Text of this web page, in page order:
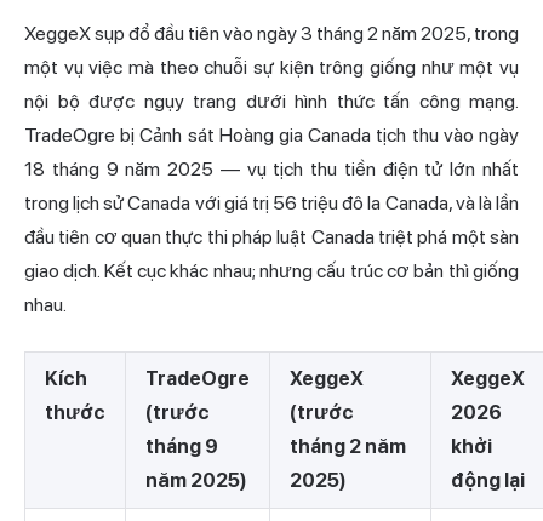
XeggeX sụp đổ đầu tiên vào ngày 3 tháng 2 năm 2025, trong
một vụ việc mà theo chuỗi sự kiện trông giống như một vụ
nội bộ được ngụy trang dưới hình thức tấn công mạng.
TradeOgre bị Cảnh sát Hoàng gia Canada tịch thu vào ngày
18 tháng 9 năm 2025 — vụ tịch thu tiền điện tử lớn nhất
trong lịch sử Canada với giá trị 56 triệu đô la Canada, và là lần
đầu tiên cơ quan thực thi pháp luật Canada triệt phá một sàn
giao dịch. Kết cục khác nhau; nhưng cấu trúc cơ bản thì giống
nhau.
Kích
thước
TradeOgre
(trước
tháng 9
năm 2025)
XeggeX
(trước
tháng 2 năm
2025)
XeggeX
2026
khởi
động lại